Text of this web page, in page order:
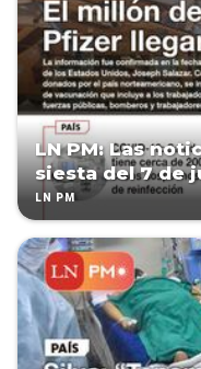
LN PM: Las
siesta del 7 de
LN PM